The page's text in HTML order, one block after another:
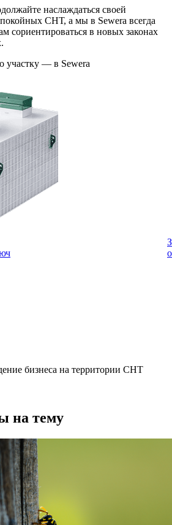
наслаждаться своей
СНТ, а мы в Sewera всегда
сориентироваться в новых законах
участку — в Sewera
бизнеса на территории СНТ
на тему